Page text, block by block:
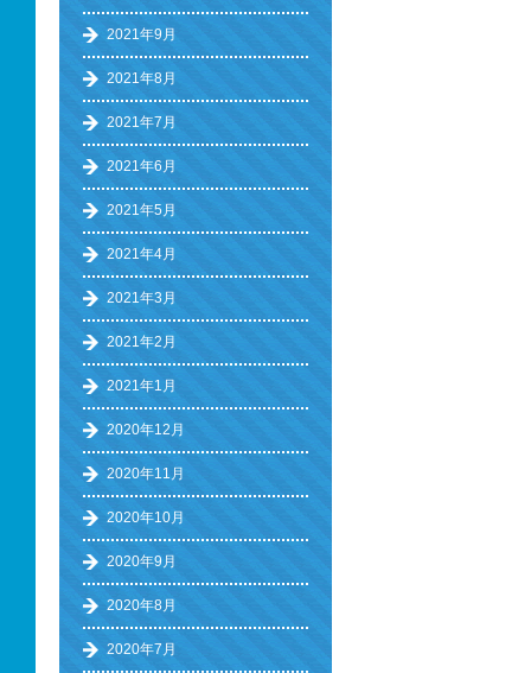
2021年9月
2021年8月
2021年7月
2021年6月
2021年5月
2021年4月
2021年3月
2021年2月
2021年1月
2020年12月
2020年11月
2020年10月
2020年9月
2020年8月
2020年7月